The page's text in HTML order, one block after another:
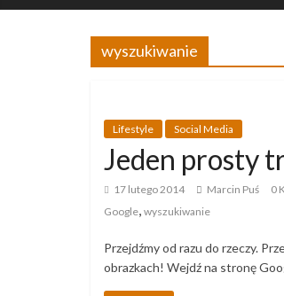
wyszukiwanie
Lifestyle Social Media
Jeden prosty
17 lutego 2014 Marcin Puś 0
Google, wyszukiwanie
Przejdźmy od razu do rzeczy.
obrazkach! Wejdź na stronę